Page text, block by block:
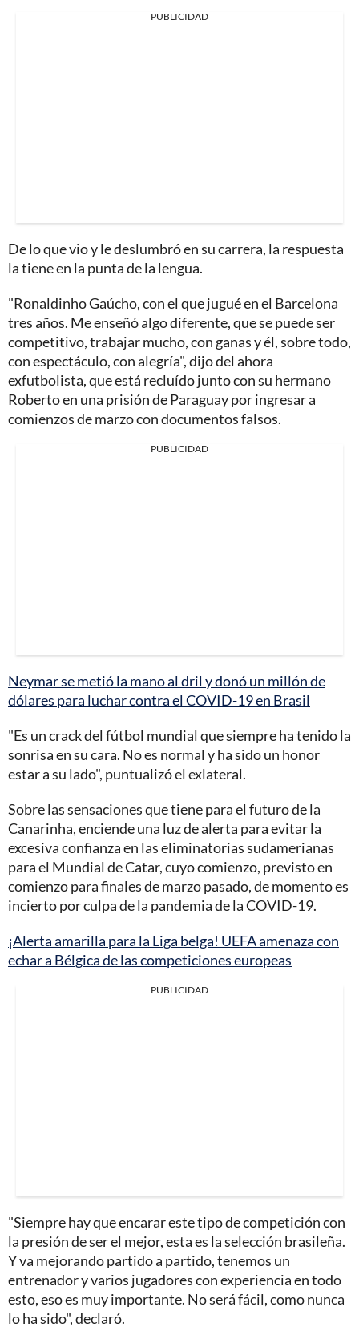
PUBLICIDAD
De lo que vio y le deslumbró en su carrera, la respuesta
la tiene en la punta de la lengua.
"Ronaldinho Gaúcho, con el que jugué en el Barcelona
tres años. Me enseñó algo diferente, que se puede ser
competitivo, trabajar mucho, con ganas y él, sobre todo,
con espectáculo, con alegría", dijo del ahora
exfutbolista, que está recluído junto con su hermano
Roberto en una prisión de Paraguay por ingresar a
comienzos de marzo con documentos falsos.
PUBLICIDAD
Neymar se metió la mano al dril y donó un millón de
dólares para luchar contra el COVID-19 en Brasil
"Es un crack del fútbol mundial que siempre ha tenido la
sonrisa en su cara. No es normal y ha sido un honor
estar a su lado", puntualizó el exlateral.
Sobre las sensaciones que tiene para el futuro de la
Canarinha, enciende una luz de alerta para evitar la
excesiva confianza en las eliminatorias sudamerianas
para el Mundial de Catar, cuyo comienzo, previsto en
comienzo para finales de marzo pasado, de momento es
incierto por culpa de la pandemia de la COVID-19.
¡Alerta amarilla para la Liga belga! UEFA amenaza con
echar a Bélgica de las competiciones europeas
PUBLICIDAD
"Siempre hay que encarar este tipo de competición con
la presión de ser el mejor, esta es la selección brasileña.
Y va mejorando partido a partido, tenemos un
entrenador y varios jugadores con experiencia en todo
esto, eso es muy importante. No será fácil, como nunca
lo ha sido", declaró.